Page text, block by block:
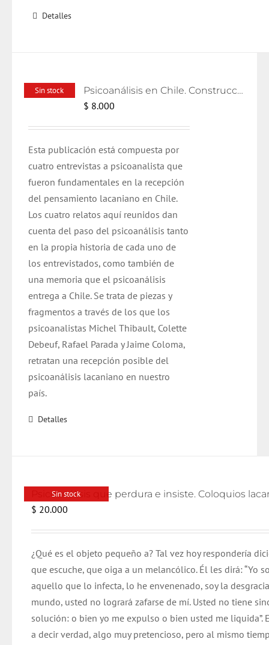
Detalles
Sin stock Psicoanálisis en Chile. Construcciones y relatos
$ 8.000
Esta publicación está compuesta por
cuatro entrevistas a psicoanalista que
fueron fundamentales en la recepción
del pensamiento lacaniano en Chile.
Los cuatro relatos aquí reunidos dan
cuenta del paso del psicoanálisis tanto
en la propia historia de cada uno de
los entrevistados, como también de
una memoria que el psicoanálisis
entrega a Chile. Se trata de piezas y
fragmentos a través de los que los
psicoanalistas Michel Thibault, Colette
Debeuf, Rafael Parada y Jaime Coloma,
retratan una recepción posible del
psicoanálisis lacaniano en nuestro
país.
Detalles
Sin stock
$ 20.000
¿Qué es el objeto pequeño a? Tal vez hoy respondería
que escuche, que oiga a un melancólico. Él les dirá: “Yo
aquello que lo infecta, lo he envenenado, soy la
mundo, usted no logrará zafarse de mí. Usted no tiene
solución: o bien yo me expulso o bien usted me liquida”.
a decir verdad, algo muy pretencioso, pero al mismo